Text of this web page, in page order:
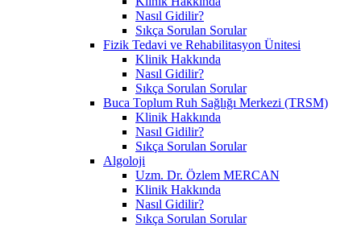
Nasıl Gidilir?
Sıkça Sorulan Sorular
Fizik Tedavi ve Rehabilitasyon Ünitesi
Klinik Hakkında
Nasıl Gidilir?
Sıkça Sorulan Sorular
Buca Toplum Ruh Sağlığı Merkezi (TRSM)
Klinik Hakkında
Nasıl Gidilir?
Sıkça Sorulan Sorular
Algoloji
Uzm. Dr. Özlem MERCAN
Klinik Hakkında
Nasıl Gidilir?
Sıkça Sorulan Sorular